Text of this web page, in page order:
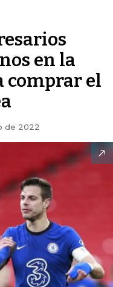
en la
comprar el
de 2022